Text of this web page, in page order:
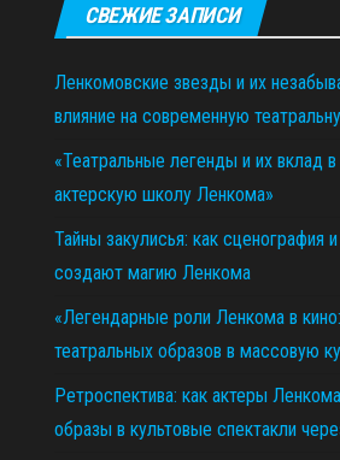
СВЕЖИЕ ЗАПИСИ
Ленкомовские звезды и их
влияние на современную
«Театральные легенды и их вклад
актерскую школу Ленкома»
Тайны закулисья: как сценография
создают магию Ленкома
«Легендарные роли Ленкома в
театральных образов в массовую
Ретроспектива: как актеры
образы в культовые спектакли